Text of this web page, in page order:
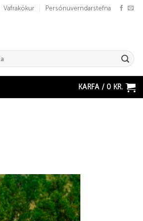
Vafrakökur Persónuverndarstefna
KARFA / 0 KR.